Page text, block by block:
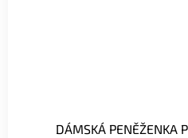
DÁMSKÁ PENĚŽENKA